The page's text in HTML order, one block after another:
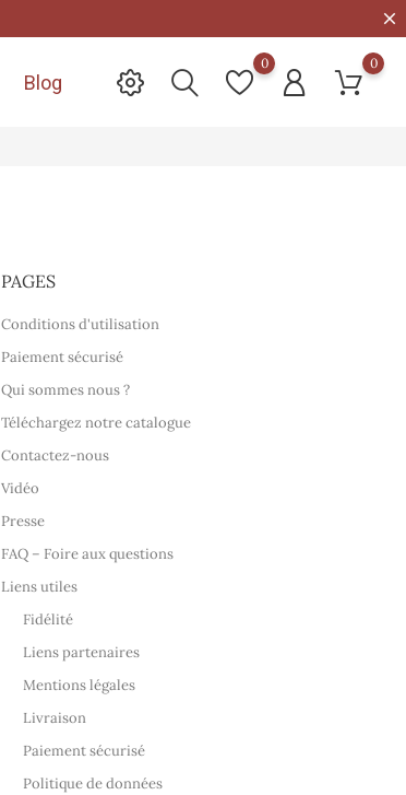
Blog
0 0
PAGES
Conditions d'utilisation
Paiement sécurisé
Qui sommes nous ?
Téléchargez notre catalogue
Contactez-nous
Vidéo
Presse
FAQ – Foire aux questions
Liens utiles
Fidélité
Liens partenaires
Mentions légales
Livraison
Paiement sécurisé
Politique de données